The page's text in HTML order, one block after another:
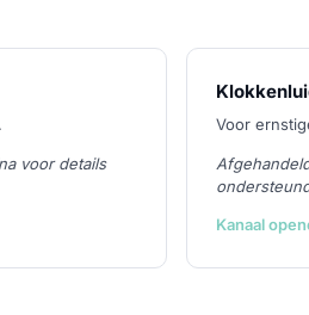
voor details
Voor
Kanaal